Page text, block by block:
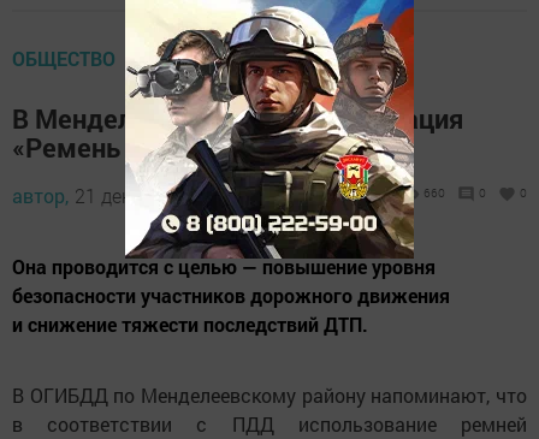
ОБЩЕСТВО
В Менделеевске проходит операция
«Ремень безопасности»
автор, 21 декабря 2021 - 09:55 660 0 0
Она проводится с целью — повышение уровня
безопасности участников дорожного движения
и снижение тяжести последствий ДТП.
В ОГИБДД по Менделеевскому району напоминают, что
в соответствии с ПДД использование ремней